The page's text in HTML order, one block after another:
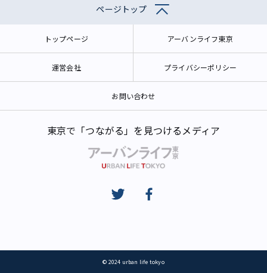
ページトップ
トップページ アーバンライフ東京
運営会社 プライバシーポリシー
お問い合わせ
東京で「つながる」を見つけるメディア
© 2024 urban life tokyo